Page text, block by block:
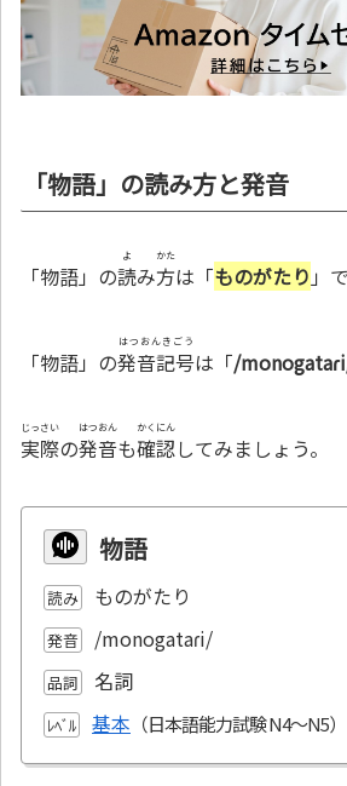
「物語」の読み方と発音
「物語」の読
よ
み方
かた
は「ものがたり 」
「物語」の発音記号
はつおんきごう
は「/
実際
じっさい
の発音
はつおん
も確認
かくにん
してみましょう。
物語
読み ものがたり
発音 /monogataɾi/
品詞 名詞
ﾚﾍﾞﾙ 基本